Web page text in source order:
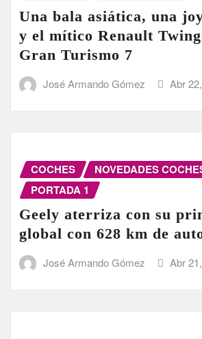
Una bala asiática, una
y el mítico Renault
Gran Turismo 7
José Armando Gómez Abr
COCHES
NOVEDADES
PORTADA 1
Geely aterriza con su
global con 628 km de
José Armando Gómez Abr